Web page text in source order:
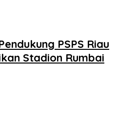
PSPS Riau
Stadion Rumbai